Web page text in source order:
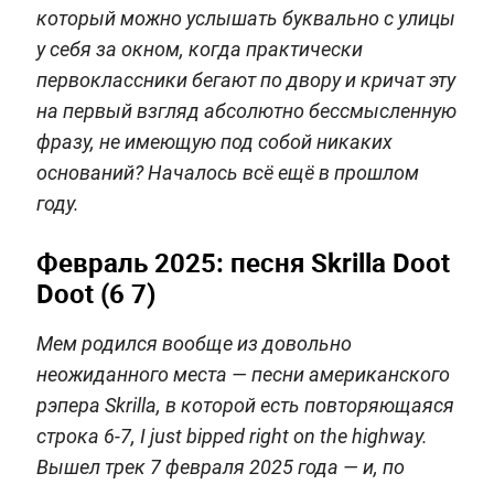
который можно услышать буквально с улицы
у себя за окном, когда практически
первоклассники бегают по двору и кричат эту
на первый взгляд абсолютно бессмысленную
фразу, не имеющую под собой никаких
оснований? Началось всё ещё в прошлом
году.
Февраль 2025: песня Skrilla Doot
Doot (6 7)
Мем родился вообще из довольно
неожиданного места — песни американского
рэпера Skrilla, в которой есть повторяющаяся
строка 6-7, I just bipped right on the highway.
Вышел трек 7 февраля 2025 года — и, по